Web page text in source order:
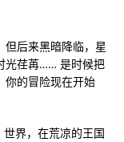
后来黑暗降临，星
光荏苒…… 是时候把
你的冒险现在开始
界，在荒凉的王国